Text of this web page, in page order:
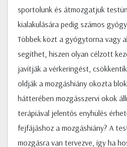
sportolunk és átmozgatjuk
kialakulására pedig számos
Többek közt a gyógytorna vagy
segíthet, hiszen olyan célzott
javítják a vérkeringést,
oldják a mozgáshiány okozta
hátterében mozgásszervi okok
terápiával jelentős enyhülés
fejfájáshoz a mozgáshiány? A
mozgásra van tervezve, így ha